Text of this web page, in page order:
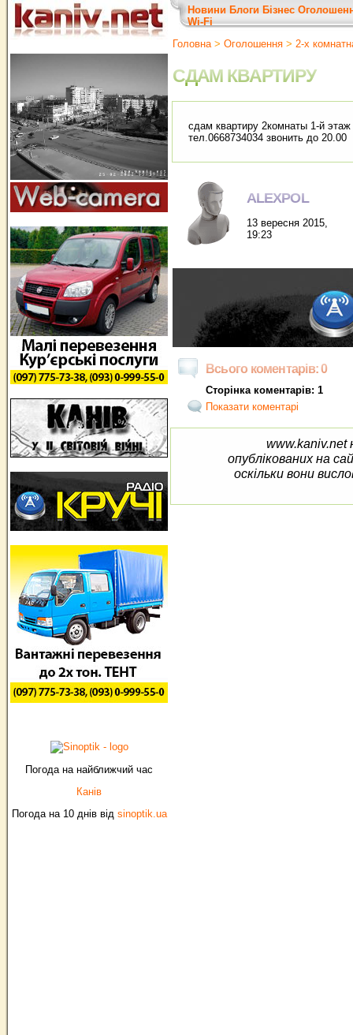
Погода на найближчий час
Канів
Погода на 10 днів від sinoptik.ua
Новини Блоги Бізнес
Wi-Fi
Головна> Оголошення > 2-х
СДАМ КВАРТИРУ
сдам квартиру 2комнаты 1-й
тел.0668734034 звонить до 20.00
ALEXPOL
13 вересня 2015,
19:23
Всього коментарів: 0
Сторінка коментарів: 1
Показати коментарі
www.kaniv.net
опублікованих на
оскільки вони